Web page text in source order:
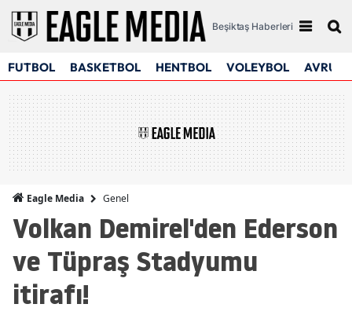
Beşiktaş Haberleri
FUTBOL BASKETBOL HENTBOL VOLEYBOL
Eagle Media Genel
Volkan Demirel'den Ederson
ve Tüpraş Stadyumu
itirafı!